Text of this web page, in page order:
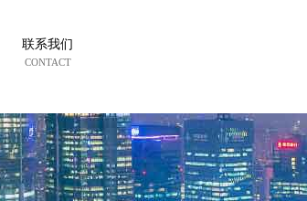
联系我们
CONTACT